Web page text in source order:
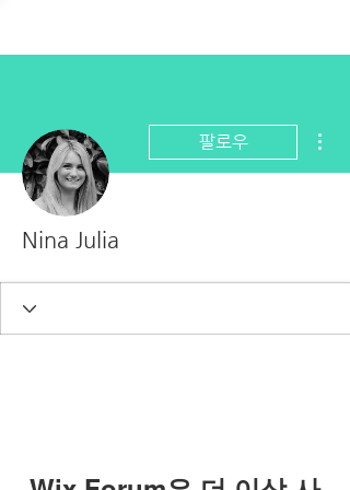
팔로우
Nina Julia